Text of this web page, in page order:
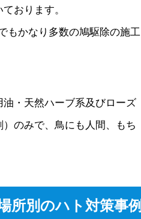
おります。
もかなり多数の鳩駆除の施工
・天然ハーブ系及びローズ
のみで、鳥にも人間、もち
所別のハト対策事例